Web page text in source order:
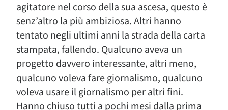
agitatore nel corso della sua ascesa, questo è
senz’altro la più ambiziosa. Altri hanno
tentato negli ultimi anni la strada della carta
stampata, fallendo. Qualcuno aveva un
progetto davvero interessante, altri meno,
qualcuno voleva fare giornalismo, qualcuno
voleva usare il giornalismo per altri fini.
Hanno chiuso tutti a pochi mesi dalla prima